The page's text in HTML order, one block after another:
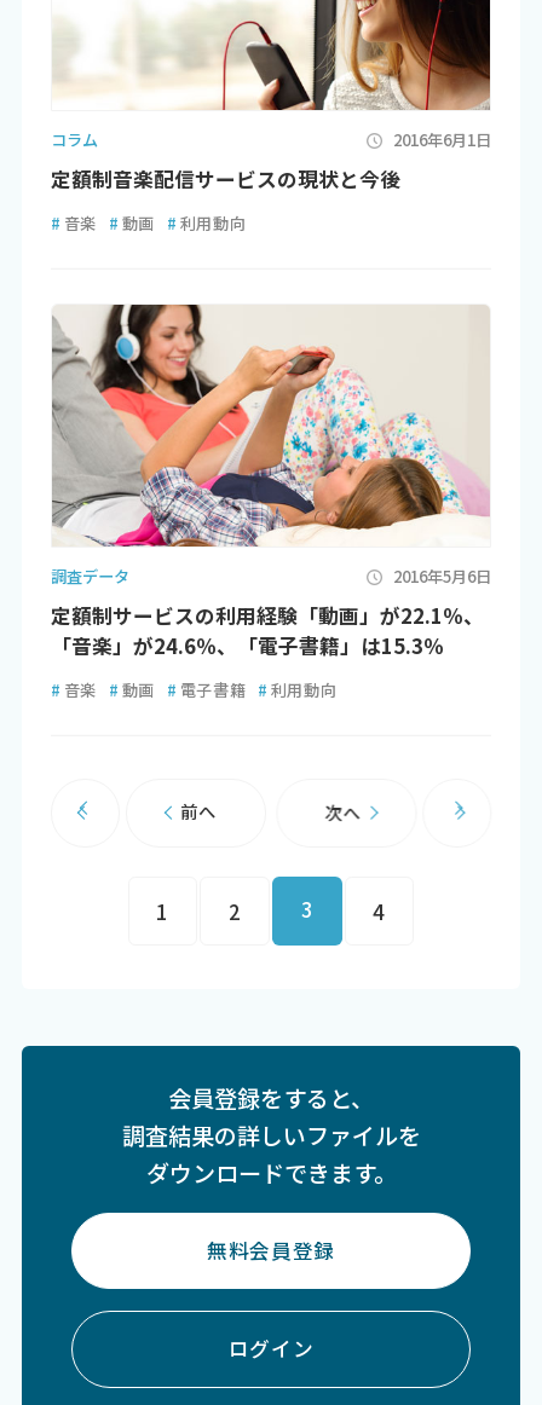
コラム 2016年6月1日
定額制音楽配信サービスの現状と今後
# 音楽 # 動画 # 利用動向
調査データ 2016年5月6日
定額制サービスの利用経験「動画」が22.1％、
「音楽」が24.6％、「電子書籍」は15.3％
# 音楽 # 動画 # 電子書籍 # 利用動向
前へ
1 2 3 4
次へ
会員登録をすると、
調査結果の詳しいファイルを
ダウンロードできます。
無料会員登録
ログイン